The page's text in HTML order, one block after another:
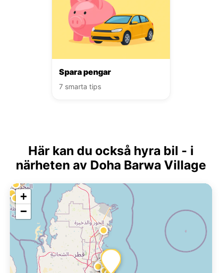
Spara pengar
7 smarta tips
Här kan du också hyra bil - i
närheten av Doha Barwa Village
+
−